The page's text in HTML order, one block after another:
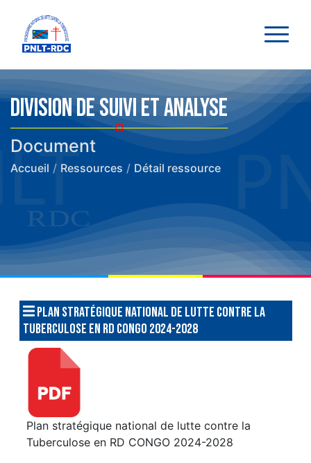
Division de suivi et analyse
Document
Accueil / Ressources / Détail ressource
Plan stratégique national de lutte contre la
Tuberculose en RD CONGO 2024-2028
Plan stratégique national de lutte contre la
Tuberculose en RD CONGO 2024-2028